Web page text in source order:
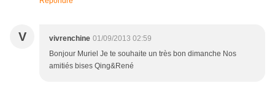
V vivrenchine 01/09/2013 02:59
Bonjour Muriel Je te souhaite un très bon dimanche Nos
amitiés bises Qing&René